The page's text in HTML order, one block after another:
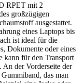
RPET mit 2
großzügigen
ausgestattet.
eines Laptops bis
ist ideal für die
Dokumente oder eines
kann für den Transport
An der Vorderseite der
das man